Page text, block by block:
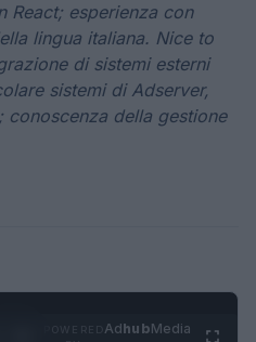
React; esperienza con
lingua italiana. Nice to
di sistemi esterni
sistemi di Adserver,
conoscenza della gestione
AdhubMedia